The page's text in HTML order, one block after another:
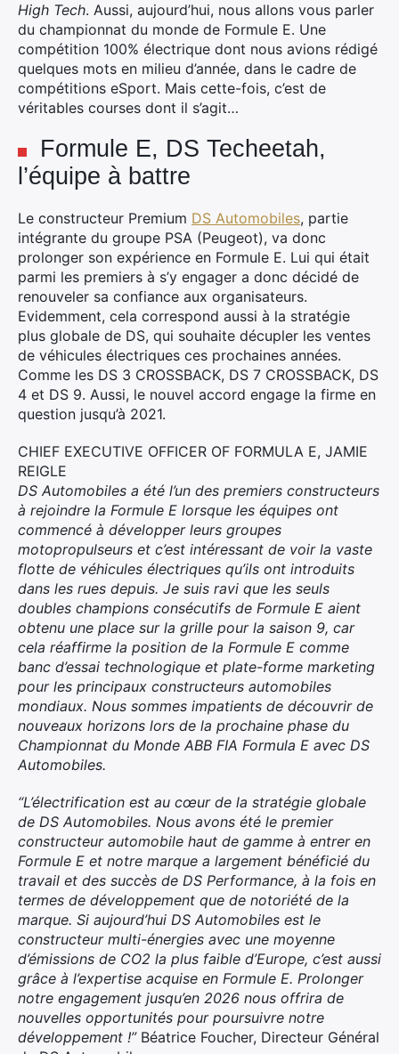
High Tech. Aussi, aujourd’hui, nous allons vous parler
du championnat du monde de Formule E. Une
compétition 100% électrique dont nous avions rédigé
quelques mots en milieu d’année, dans le cadre de
compétitions eSport. Mais cette-fois, c’est de
véritables courses dont il s’agit…
Formule E, DS Techeetah,
l’équipe à battre
Le constructeur Premium DS Automobiles, partie
intégrante du groupe PSA (Peugeot), va donc
prolonger son expérience en Formule E. Lui qui était
parmi les premiers à s’y engager a donc décidé de
renouveler sa confiance aux organisateurs.
Evidemment, cela correspond aussi à la stratégie
plus globale de DS, qui souhaite décupler les ventes
de véhicules électriques ces prochaines années.
Comme les DS 3 CROSSBACK, DS 7 CROSSBACK, DS
4 et DS 9. Aussi, le nouvel accord engage la firme en
question jusqu’à 2021.
CHIEF EXECUTIVE OFFICER OF FORMULA E, JAMIE
REIGLE
DS Automobiles a été l’un des premiers constructeurs
à rejoindre la Formule E lorsque les équipes ont
commencé à développer leurs groupes
motopropulseurs et c’est intéressant de voir la vaste
flotte de véhicules électriques qu’ils ont introduits
dans les rues depuis. Je suis ravi que les seuls
doubles champions consécutifs de Formule E aient
obtenu une place sur la grille pour la saison 9, car
cela réaffirme la position de la Formule E comme
banc d’essai technologique et plate-forme marketing
pour les principaux constructeurs automobiles
mondiaux. Nous sommes impatients de découvrir de
nouveaux horizons lors de la prochaine phase du
Championnat du Monde ABB FIA Formula E avec DS
Automobiles.
“L’électrification est au cœur de la stratégie globale
de DS Automobiles. Nous avons été le premier
constructeur automobile haut de gamme à entrer en
Formule E et notre marque a largement bénéficié du
travail et des succès de DS Performance, à la fois en
termes de développement que de notoriété de la
marque. Si aujourd’hui DS Automobiles est le
constructeur multi-énergies avec une moyenne
d’émissions de CO2 la plus faible d’Europe, c’est aussi
grâce à l’expertise acquise en Formule E. Prolonger
notre engagement jusqu’en 2026 nous offrira de
nouvelles opportunités pour poursuivre notre
développement !” Béatrice Foucher, Directeur Général